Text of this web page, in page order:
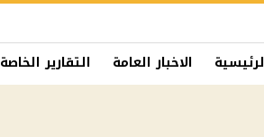
الاخبار العامة التقارير الخاصة